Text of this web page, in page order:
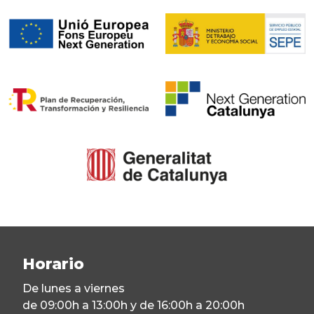
Horario
De lunes a viernes
de 09:00h a 13:00h y de 16:00h a 20:00h